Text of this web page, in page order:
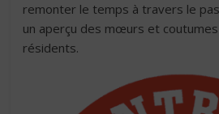
remonter le temps à travers le
un aperçu des mœurs et
résidents.